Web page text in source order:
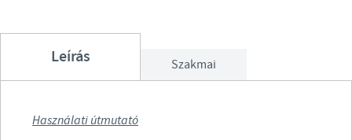
Leírás Szakmai
Használati útmutató